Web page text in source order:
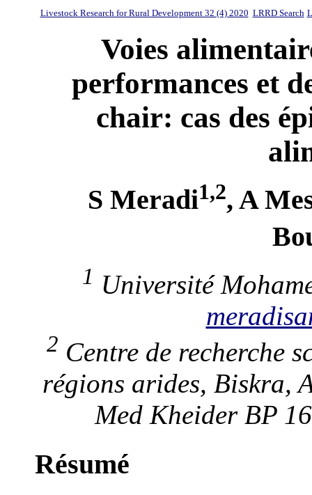
Livestock Research for Rural Development 32 (4) 2020 LRRD Search
Voies
performances et
chair: cas des
S Meradi1,2, A
1 Université
2 Centre de recherche
régions arides, Biskra,
Med Kheider BP
Résumé